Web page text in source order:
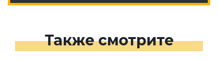
Также смотрите